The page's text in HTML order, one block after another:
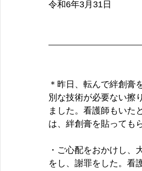
令和6年3月31日
＊昨日、転んで絆創膏
別な技術が必要ない擦
ました。看護師もいた
は、絆創膏を貼っても
・ご心配をおかけし、
をし、謝罪をした。看